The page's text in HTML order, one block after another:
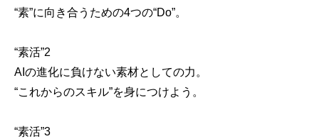
“素”に向き合うための4つの“Do”。
“素活”2
AIの進化に負けない素材としての力。
“これからのスキル”を身につけよう。
“素活”3